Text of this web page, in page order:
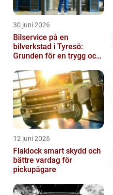
30 juni 2026
Bilservice på en
bilverkstad i Tyresö:
Grunden för en trygg och
12 juni 2026
Flaklock smart skydd och
bättre vardag för
pickupägare